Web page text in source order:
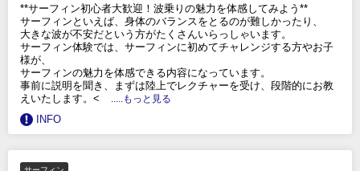
**サーフィン初心者大歓迎！波乗りの魅力を体感してみよう**
サーフィンといえば、身体のバランスをとるのが難しかったり、
大きな波が不安だという方がたくさんいらっしゃいます。
サーフィン体験では、サーフィンに初めてチャレンジする方やお子
様が、
サーフィンの魅力を体感できる内容になっています。
事前に説明を聞き、まずは陸上でレクチャーを受け、段階的にお教
えいたします。<
.....もっと見る
INFO